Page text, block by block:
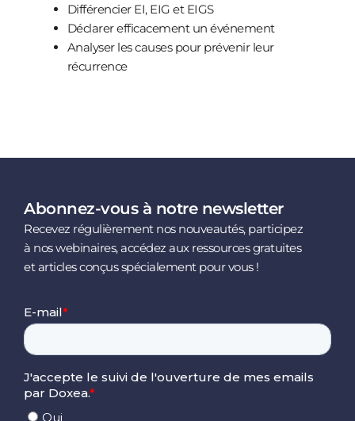
Différencier EI, EIG et EIGS
Déclarer efficacement un événement
Analyser les causes pour prévenir leur
récurrence
Abonnez-vous à notre newsletter
Recevez régulièrement nos nouveautés, participez
à nos webinaires, accédez aux ressources gratuites
et articles conçus spécialement pour vous !